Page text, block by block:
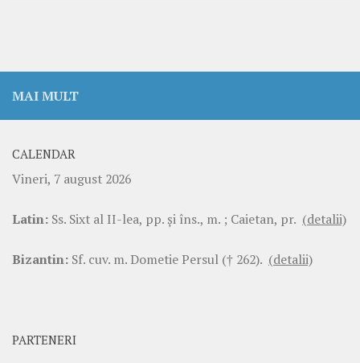
MAI MULT
CALENDAR
Vineri, 7 august 2026
Latin: Ss. Sixt al II-lea, pp. şi îns., m. ; Caietan, pr. (detalii)
Bizantin: Sf. cuv. m. Dometie Persul († 262). (detalii)
PARTENERI